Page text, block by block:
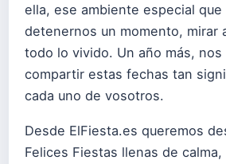
ella, ese ambiente especial que
detenernos un momento, mirar
todo lo vivido. Un año más,
compartir estas fechas tan
cada uno de vosotros.
Desde ElFiesta.es queremos
Felices Fiestas llenas de